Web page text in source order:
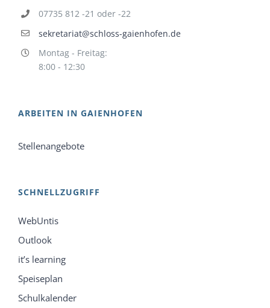
07735 812 -21 oder -22
sekretariat@schloss-gaienhofen.de
Montag - Freitag:
8:00 - 12:30
ARBEITEN IN GAIENHOFEN
Stellenangebote
SCHNELLZUGRIFF
WebUntis
Outlook
it’s learning
Speiseplan
Schulkalender